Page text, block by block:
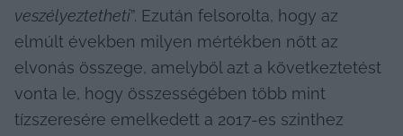
veszélyeztetheti”. Ezután felsorolta, hogy az
elmúlt években milyen mértékben nőtt az
elvonás összege, amelyből azt a következtetést
vonta le, hogy összességében több mint
tízszeresére emelkedett a 2017-es szinthez